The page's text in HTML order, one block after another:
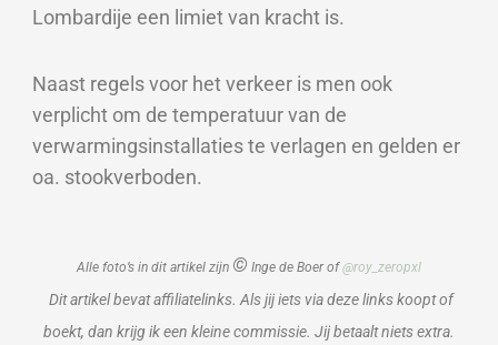
Lombardije een limiet van kracht is.
Naast regels voor het verkeer is men ook
verplicht om de temperatuur van de
verwarmingsinstallaties te verlagen en gelden er
oa. stookverboden.
Alle foto’s in dit artikel zijn © Inge de Boer of@roy_zeropxl
Dit artikel bevat affiliatelinks. Als jij iets via deze links koopt of
boekt, dan krijg ik een kleine commissie. Jij betaalt niets extra.